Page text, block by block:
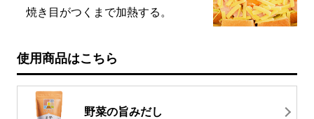
焼き目がつくまで加熱する。
使用商品はこちら
野菜の旨みだし